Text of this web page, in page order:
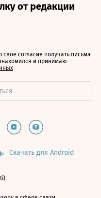
согласие получать письма
и принимаю
Скачать для Android